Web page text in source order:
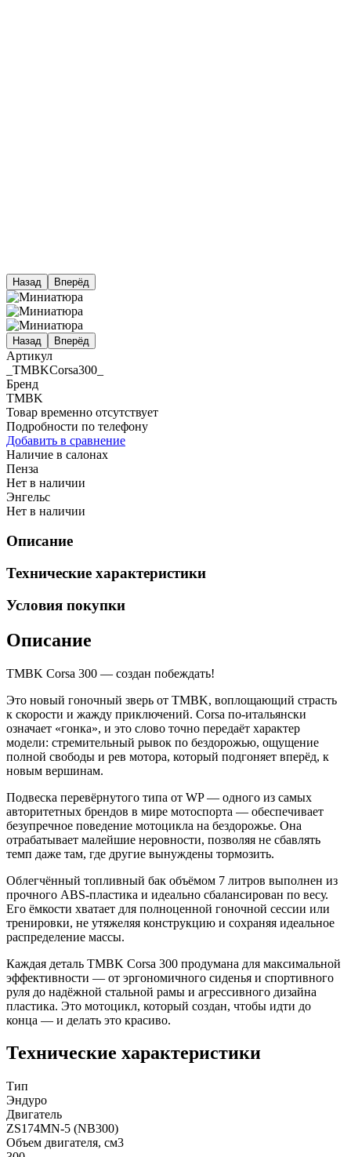
Назад Вперёд
Назад Вперёд
Артикул
_TMBKCorsa300_
Бренд
TMBK
Товар временно отсутствует
Подробности по телефону
Добавить в сравнение
Наличие в салонах
Пенза
Нет в наличии
Энгельс
Нет в наличии
Описание
Технические характеристики
Условия покупки
Описание
TMBK Corsa 300 — создан побеждать!
Это новый гоночный зверь от TMBK, воплощающий страсть
к скорости и жажду приключений. Corsa по-итальянски
означает «гонка», и это слово точно передаёт характер
модели: стремительный рывок по бездорожью, ощущение
полной свободы и рев мотора, который подгоняет вперёд, к
новым вершинам.
Подвеска перевёрнутого типа от WP — одного из самых
авторитетных брендов в мире мотоспорта — обеспечивает
безупречное поведение мотоцикла на бездорожье. Она
отрабатывает малейшие неровности, позволяя не сбавлять
темп даже там, где другие вынуждены тормозить.
Облегчённый топливный бак объёмом 7 литров выполнен из
прочного ABS-пластика и идеально сбалансирован по весу.
Его ёмкости хватает для полноценной гоночной сессии или
тренировки, не утяжеляя конструкцию и сохраняя идеальное
распределение массы.
Каждая деталь TMBK Corsa 300 продумана для максимальной
эффективности — от эргономичного сиденья и спортивного
руля до надёжной стальной рамы и агрессивного дизайна
пластика. Это мотоцикл, который создан, чтобы идти до
конца — и делать это красиво.
Технические характеристики
Тип
Эндуро
Двигатель
ZS174MN-5 (NB300)
Объем двигателя, см3